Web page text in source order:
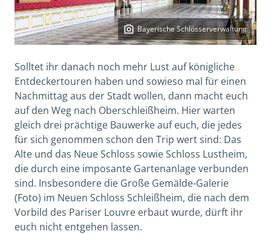
Bayerische Schlösserverwaltung
Solltet ihr danach noch mehr Lust auf königliche
Entdeckertouren haben und sowieso mal für einen
Nachmittag aus der Stadt wollen, dann macht euch
auf den Weg nach Oberschleißheim. Hier warten
gleich drei prächtige Bauwerke auf euch, die jedes
für sich genommen schon den Trip wert sind: Das
Alte und das Neue Schloss sowie Schloss Lustheim,
die durch eine imposante Gartenanlage verbunden
sind. Insbesondere die Große Gemälde-Galerie
(Foto) im Neuen Schloss Schleißheim, die nach dem
Vorbild des Pariser Louvre erbaut wurde, dürft ihr
euch nicht entgehen lassen.